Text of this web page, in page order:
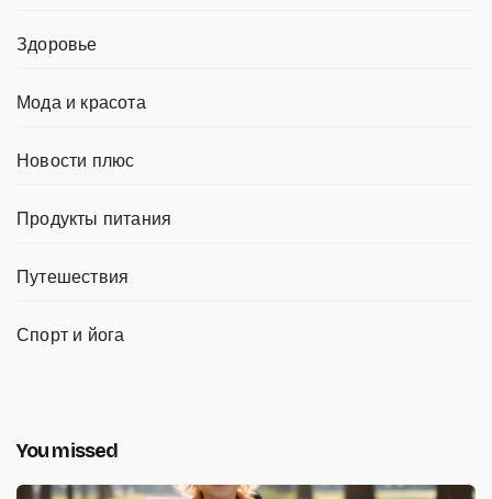
Здоровье
Мода и красота
Новости плюс
Продукты питания
Путешествия
Спорт и йога
You missed